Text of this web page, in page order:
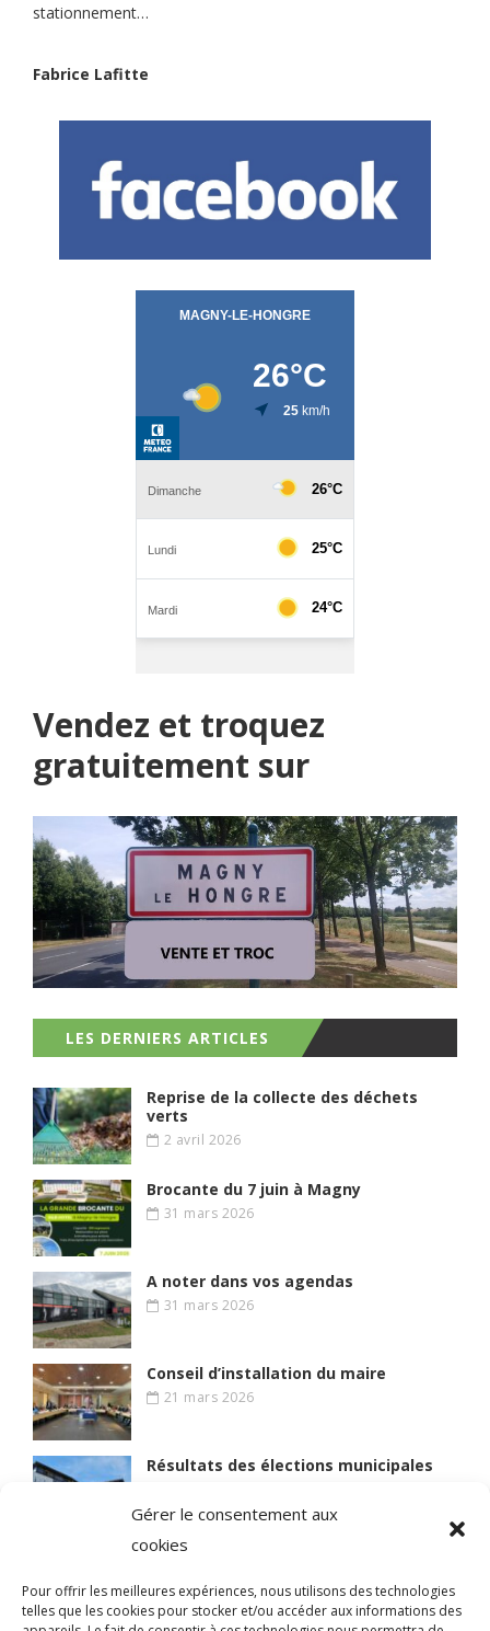
Gérer le consentement aux
cookies
Pour offrir les meilleures expériences, nous utilisons des technologies
telles que les cookies pour stocker et/ou accéder aux informations des
stationnement…
Fabrice Lafitte
Vendez et troquez
gratuitement sur
LES DERNIERS ARTICLES
Reprise de la collecte des déchets
verts
2 avril 2026
Brocante du 7 juin à Magny
31 mars 2026
A noter dans vos agendas
31 mars 2026
Conseil d’installation du maire
21 mars 2026
Résultats des élections municipales